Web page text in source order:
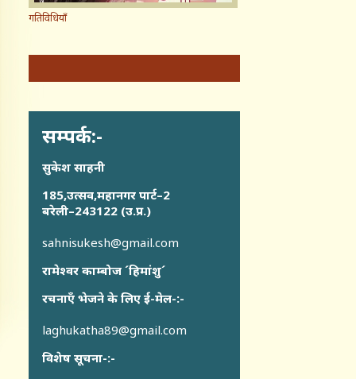
गतिविधियाँ
सम्पर्क:-
सुकेश साहनी
185,उत्सव,महानगर पार्ट–2
बरेली–243122 (उ.प्र.)
sahnisukesh@gmail.com
रामेश्वर काम्बोज ´हिमांशु´
रचनाएँ भेजने के लिए ई-मेल-:-
laghukatha89@gmail.com
विशेष सूचना-:-